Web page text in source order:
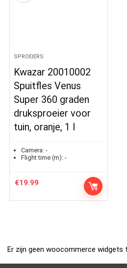
SPROEIERS
Kwazar 20010002
Spuitfles Venus
Super 360 graden
druksproeier voor
tuin, oranje, 1 l
Camera: -
Flight time (m): -
€19.99
Er zijn geen woocommerce widgets